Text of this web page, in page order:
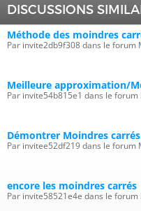
DISCUSSIONS
Méthode des moindres
Par invite2db9f308 dans le
Meilleure approximation/
Par invite54b815e1 dans le
Démontrer Moindres carrés
Par invitee52df219 dans le
encore les moindres carrés
Par invite58521e4e dans le